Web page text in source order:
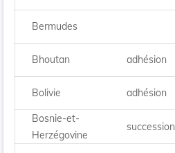
Bermudes
Bhoutan adhésion
Bolivie adhésion
Bosnie-et-
Herzégovine
succession